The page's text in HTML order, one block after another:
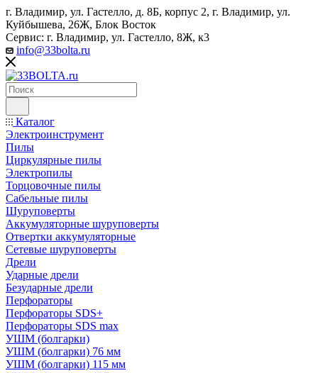
г. Владимир, ул. Гастелло, д. 8Б, корпус 2, г. Владимир, ул. ​
Куйбышева, 26Ж, Блок Восток
Сервис: г. Владимир, ул. Гастелло, 8Ж, к3
info@33bolta.ru
Каталог
Электроинструмент
Пилы
Циркулярные пилы
Электропилы
Торцовочные пилы
Сабельные пилы
Шуруповерты
Аккумуляторные шуруповерты
Отвертки аккумуляторные
Сетевые шуруповерты
Дрели
Ударные дрели
Безударные дрели
Перфораторы
Перфораторы SDS+
Перфораторы SDS max
УШМ (болгарки)
УШМ (болгарки) 76 мм
УШМ (болгарки) 115 мм